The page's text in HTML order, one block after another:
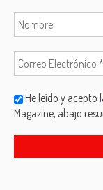
He leído y
Magazine, abajo